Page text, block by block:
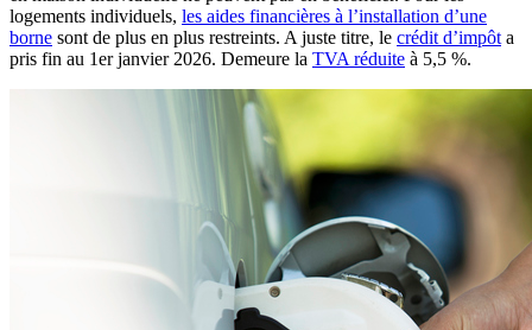
logements individuels, les aides financières à l’installation d’une
borne sont de plus en plus restreints. A juste titre, le crédit d’impôta
pris fin au 1er janvier 2026. Demeure la TVA réduite à 5,5 %.